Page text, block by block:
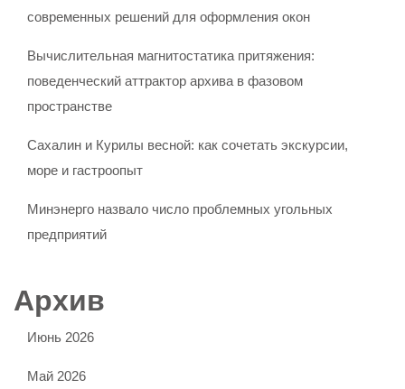
современных решений для оформления окон
Вычислительная магнитостатика притяжения:
поведенческий аттрактор архива в фазовом
пространстве
Сахалин и Курилы весной: как сочетать экскурсии,
море и гастроопыт
Минэнерго назвало число проблемных угольных
предприятий
Архив
Июнь 2026
Май 2026